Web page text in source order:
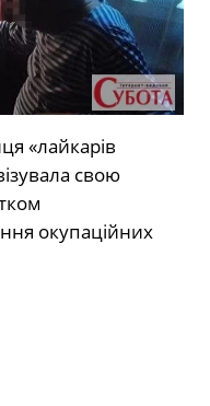
«лайкарів
свою
окупаційних